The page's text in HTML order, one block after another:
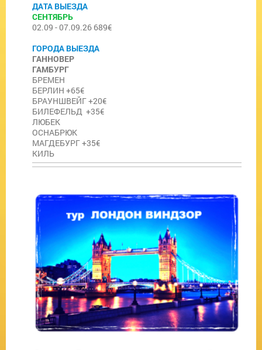
ДАТА ВЫЕЗДА
СЕНТЯБРЬ
02.09 - 07.09.26 689€
ГОРОДА ВЫЕЗДА
ГАННОВЕР
ГАМБУРГ
БРЕМЕН
БЕРЛИН +65€
БРАУНШВЕЙГ +20€
БИЛЕФЕЛЬД +35€
ЛЮБЕК
ОСНАБРЮК
МАГДЕБУРГ +35€
КИЛЬ